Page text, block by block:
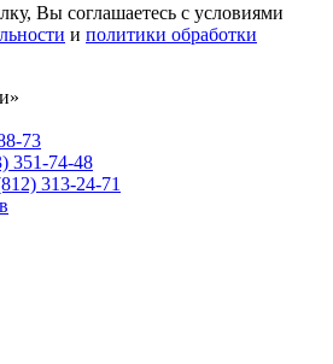
Вы соглашаетесь с условиями
и политики обработки
73
351-74-48
313-24-71